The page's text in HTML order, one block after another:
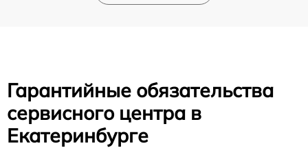
Гарантийные обязательства
сервисного центра в
Екатеринбурге